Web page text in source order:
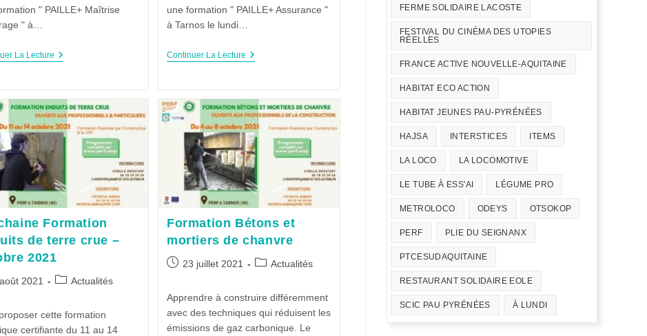
" PAILLE+ Maîtrise
" à…
La Lecture
une formation " PAILLE+ Assurance "
à Tarnos le lundi…
Continuer La Lecture
Formation
de terre crue –
2021
2021 Actualités
cette formation
certifiante du 11 au 14
Formation Bétons et
mortiers de chanvre
23 juillet 2021 Actualités
Apprendre à construire différemment
avec des techniques qui réduisent les
émissions de gaz carbonique. Le
FERME SOLIDAIRE LACOSTE
FESTIVAL DU CINÉMA DES UTOPIES
RÉELLES
FRANCE ACTIVE NOUVELLE-AQUITAINE
HABITAT ECO ACTION
HABITAT JEUNES PAU-PYRÉNÉES
HAJSA INTERSTICES ITEMS
LA LOCO LA LOCOMOTIVE
LE TUBE À ESS'AI LÉGUME PRO
METROLOCO ODEYS OTSOKOP
PERF PLIE DU SEIGNANX
PTCESUDAQUITAINE
RESTAURANT SOLIDAIRE EOLE
SCIC PAU PYRÉNÉES À LUNDI